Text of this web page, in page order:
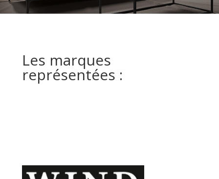
Les marques
représentées :